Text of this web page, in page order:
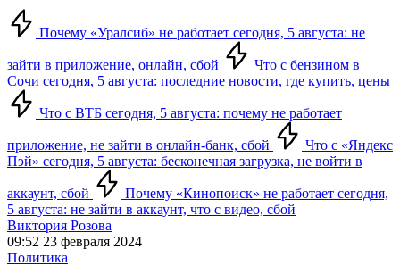
Почему «Уралсиб» не работает сегодня, 5 августа: не
зайти в приложение, онлайн, сбой
Что с бензином в
Сочи сегодня, 5 августа: последние новости, где купить, цены
Что с ВТБ сегодня, 5 августа: почему не работает
приложение, не зайти в онлайн-банк, сбой
Что с «Яндекс
Пэй» сегодня, 5 августа: бесконечная загрузка, не войти в
аккаунт, сбой
Почему «Кинопоиск» не работает сегодня,
5 августа: не зайти в аккаунт, что с видео, сбой
Виктория Розова
09:52 23 февраля 2024
Политика